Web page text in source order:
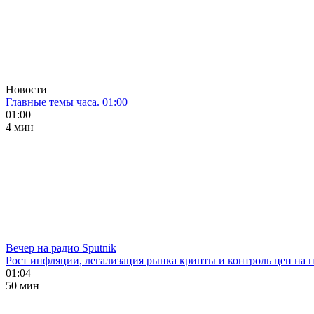
Новости
Главные темы часа. 01:00
01:00
4 мин
Вечер на радио Sputnik
Рост инфляции, легализация рынка крипты и контроль цен на
01:04
50 мин